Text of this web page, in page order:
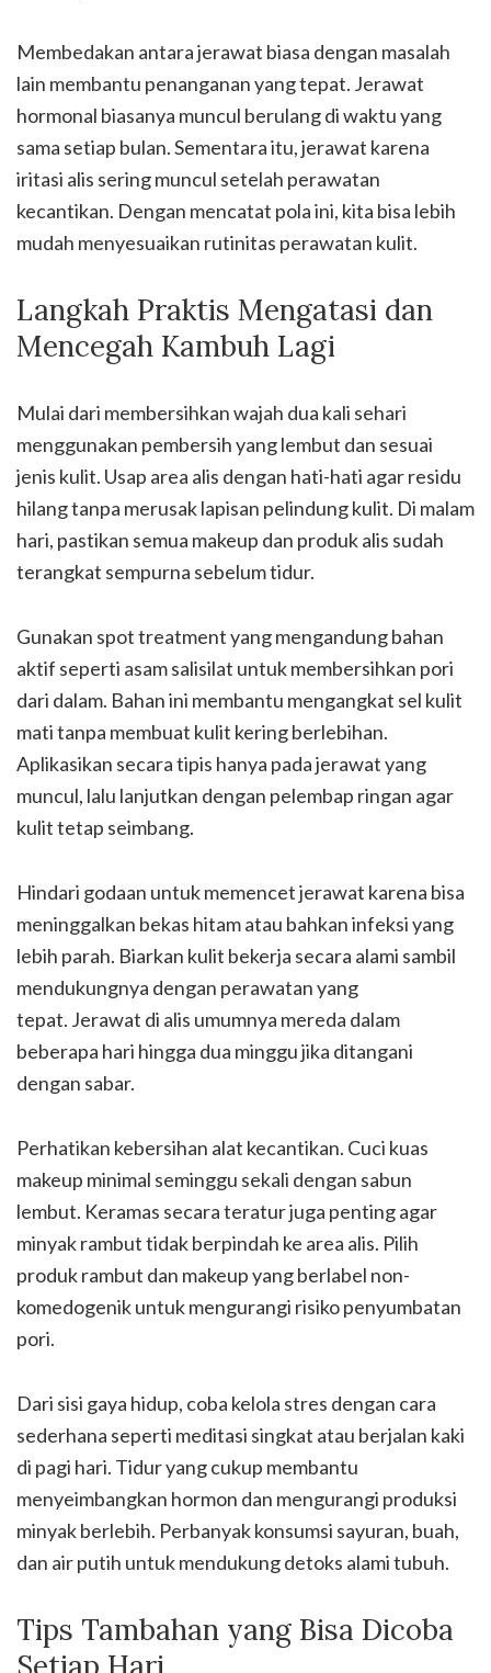
Membedakan antara jerawat biasa dengan masalah
lain membantu penanganan yang tepat. Jerawat
hormonal biasanya muncul berulang di waktu yang
sama setiap bulan. Sementara itu, jerawat karena
iritasi alis sering muncul setelah perawatan
kecantikan. Dengan mencatat pola ini, kita bisa lebih
mudah menyesuaikan rutinitas perawatan kulit.
Langkah Praktis Mengatasi dan
Mencegah Kambuh Lagi
Mulai dari membersihkan wajah dua kali sehari
menggunakan pembersih yang lembut dan sesuai
jenis kulit. Usap area alis dengan hati-hati agar residu
hilang tanpa merusak lapisan pelindung kulit. Di malam
hari, pastikan semua makeup dan produk alis sudah
terangkat sempurna sebelum tidur.
Gunakan spot treatment yang mengandung bahan
aktif seperti asam salisilat untuk membersihkan pori
dari dalam. Bahan ini membantu mengangkat sel kulit
mati tanpa membuat kulit kering berlebihan.
Aplikasikan secara tipis hanya pada jerawat yang
muncul, lalu lanjutkan dengan pelembap ringan agar
kulit tetap seimbang.
Hindari godaan untuk memencet jerawat karena bisa
meninggalkan bekas hitam atau bahkan infeksi yang
lebih parah. Biarkan kulit bekerja secara alami sambil
mendukungnya dengan perawatan yang
tepat. Jerawat di alis umumnya mereda dalam
beberapa hari hingga dua minggu jika ditangani
dengan sabar.
Perhatikan kebersihan alat kecantikan. Cuci kuas
makeup minimal seminggu sekali dengan sabun
lembut. Keramas secara teratur juga penting agar
minyak rambut tidak berpindah ke area alis. Pilih
produk rambut dan makeup yang berlabel non-
komedogenik untuk mengurangi risiko penyumbatan
pori.
Dari sisi gaya hidup, coba kelola stres dengan cara
sederhana seperti meditasi singkat atau berjalan kaki
di pagi hari. Tidur yang cukup membantu
menyeimbangkan hormon dan mengurangi produksi
minyak berlebih. Perbanyak konsumsi sayuran, buah,
dan air putih untuk mendukung detoks alami tubuh.
Tips Tambahan yang Bisa Dicoba